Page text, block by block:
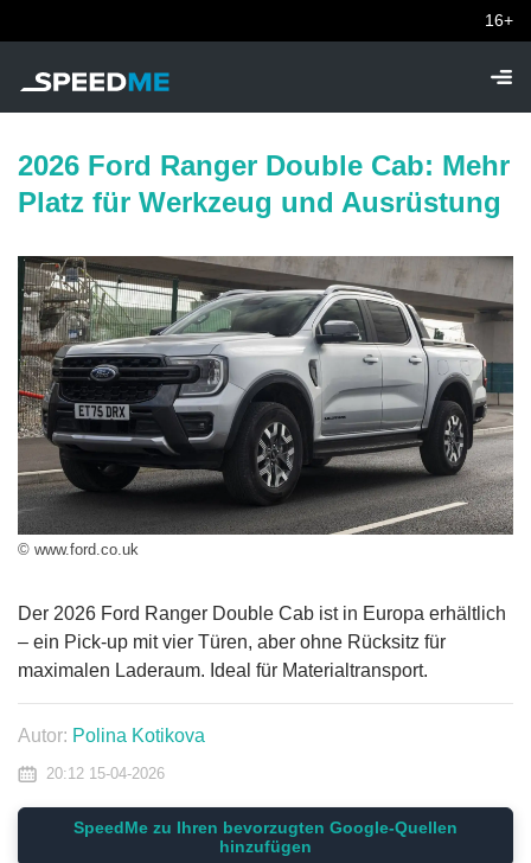
16+
2026 Ford Ranger Double Cab: Mehr
Platz für Werkzeug und Ausrüstung
© www.ford.co.uk
Der 2026 Ford Ranger Double Cab ist in Europa erhältlich
– ein Pick-up mit vier Türen, aber ohne Rücksitz für
maximalen Laderaum. Ideal für Materialtransport.
Autor: Polina Kotikova
20:12 15-04-2026
SpeedMe zu Ihren bevorzugten Google-Quellen
hinzufügen